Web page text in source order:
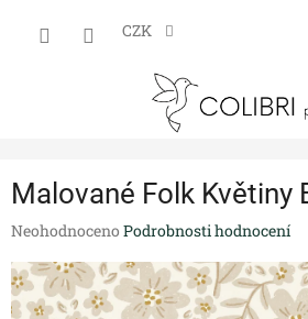
CZK
Malované Folk Květiny
Průměrné
produktu
je
0,0
Neohodnoceno Podrobnosti hodnocení